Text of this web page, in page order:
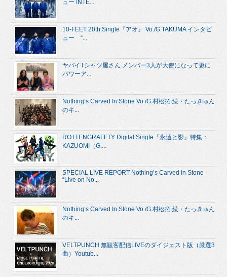
ュー INTE...
10-FEET 20th Single『アオ』 Vo./G.TAKUMA インタビ
ュー “...
ヤバイTシャツ屋さん メンバー3人が大使になって更に
パワーア...
Nothing’s Carved In Stone Vo./G.村松拓 続・たっきゅん
のキ...
ROTTENGRAFFTY Digital Single『永遠と影』特集：
KAZUOMI（G....
SPECIAL LIVE REPORT Nothing’s Carved In Stone
“Live on No...
Nothing’s Carved In Stone Vo./G.村松拓 続・たっきゅん
のキ...
VELTPUNCH 無観客配信LIVEのダイジェスト版（厳選3
曲）Youtub...